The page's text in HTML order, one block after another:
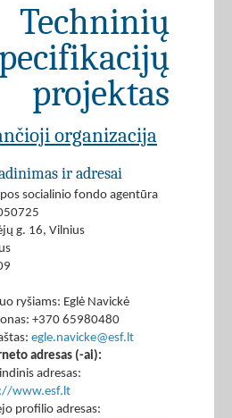
Techninių
projektas
organizacija
ir adresai
socialinio fondo agentūra
g. 16, Vilnius
ryšiams: Eglė Navickė
+370 65980480
egle.navicke@esf.lt
adresas (-ai):
adresas:
www.esf.lt
profilio adresas: